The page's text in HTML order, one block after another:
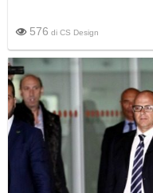
576 di CS Design